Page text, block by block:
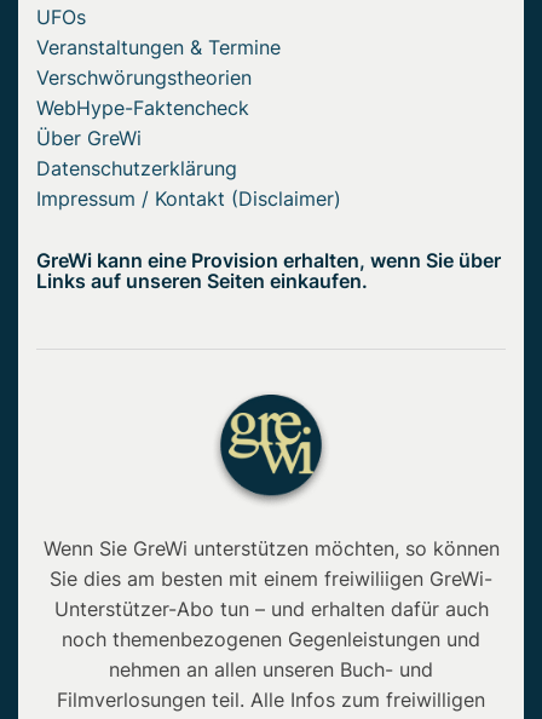
UFOs
Veranstaltungen & Termine
Verschwörungstheorien
WebHype-Faktencheck
Über GreWi
Datenschutzerklärung
Impressum / Kontakt (Disclaimer)
GreWi kann eine Provision erhalten, wenn Sie über
Links auf unseren Seiten einkaufen.
Wenn Sie GreWi unterstützen möchten, so können
Sie dies am besten mit einem freiwiliigen GreWi-
Unterstützer-Abo tun – und erhalten dafür auch
noch themenbezogenen Gegenleistungen und
nehmen an allen unseren Buch- und
Filmverlosungen teil. Alle Infos zum freiwilligen